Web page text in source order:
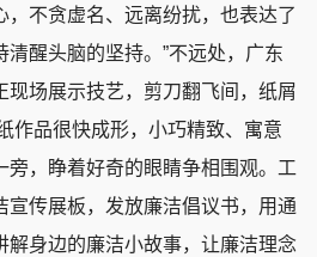
，不贪虚名、远离纷扰，也表达了
醒头脑的坚持。”不远处，广东
现场展示技艺，剪刀翻飞间，纸屑
作品很快成形，小巧精致、寓意
旁，睁着好奇的眼睛争相围观。工
宣传展板，发放廉洁倡议书，用通
解身边的廉洁小故事，让廉洁理念